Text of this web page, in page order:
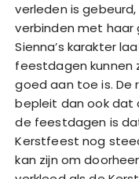
verleden is
verbinden met
Sienna’s karakter
feestdagen kunnen
goed aan toe is. De
bepleit dan ook dat
de feestdagen is
Kerstfeest nog
kan zijn om